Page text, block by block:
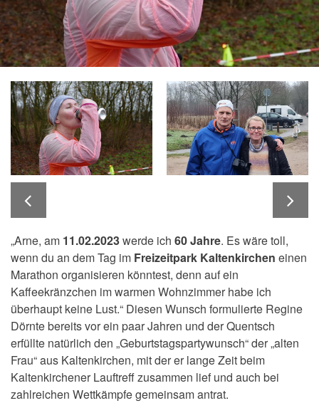
„Arne, am 11.02.2023werde ich 60 Jahre. Es wäre toll,
wenn du an dem Tag im Freizeitpark Kaltenkirchen einen
Marathon organisieren könntest, denn auf ein
Kaffeekränzchen im warmen Wohnzimmer habe ich
überhaupt keine Lust.“ Diesen Wunsch formulierte Regine
Dörnte bereits vor ein paar Jahren und der Quentsch
erfüllte natürlich den „Geburtstagspartywunsch“ der „alten
Frau“ aus Kaltenkirchen, mit der er lange Zeit beim
Kaltenkirchener Lauftreff zusammen lief und auch bei
zahlreichen Wettkämpfe gemeinsam antrat.